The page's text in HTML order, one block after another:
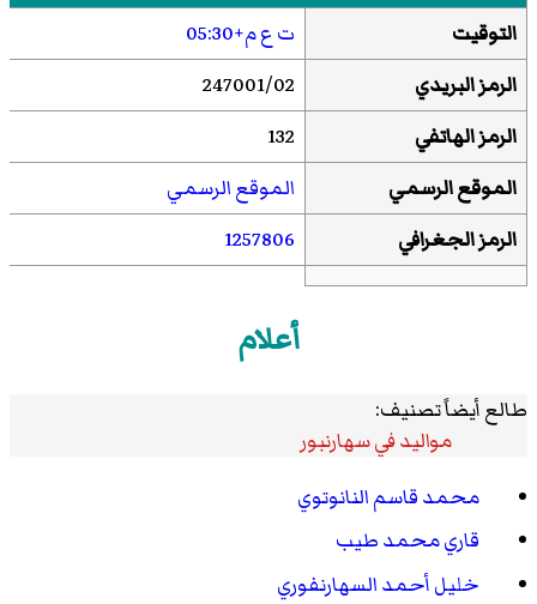
التوقيت
ت ع م+05:30
الرمز البريدي
247001/02
الرمز الهاتفي
132
الموقع الرسمي
الموقع الرسمي
الرمز الجغرافي
1257806
أعلام
طالع أيضاً تصنيف:
مواليد في سهارنبور
محمد قاسم النانوتوي
قاري محمد طيب
خليل أحمد السهارنفوري